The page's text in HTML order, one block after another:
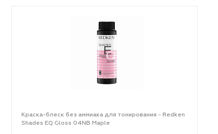
Краска-блеск без аммиака для тонирования - Redken
Shades EQ Gloss 04NB Maple